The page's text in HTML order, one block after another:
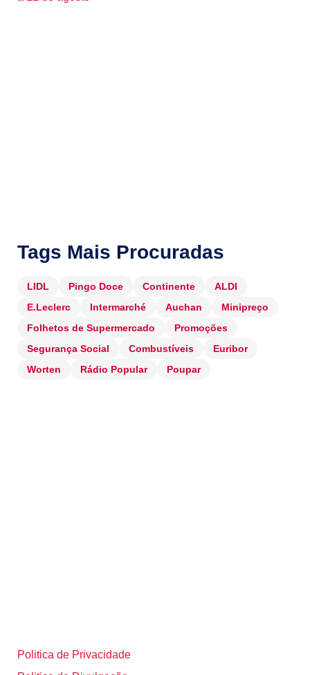
Tags Mais Procuradas
LIDL Pingo Doce Continente
ALDI
E.Leclerc
Intermarché Auchan
Minipreço
Folhetos de Supermercado
Promoções
Segurança Social
Combustíveis
Euribor
Worten
Rádio Popular Poupar
Politica de Privacidade